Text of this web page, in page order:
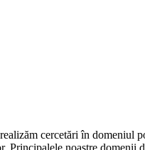
cercetări în domeniul
noastre domenii